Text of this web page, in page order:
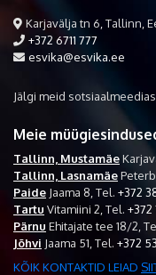
Karjavälja tn 6, Tallinn,
+372 6711 777
esvika@esvika.ee
Jälgi meid sotsiaalmeedias
Meie
Tallinn, Mustamäe
Tallinn, Lasnamäe
Paide Jaama 8, Tel. +372
Tartu Vitamiini 2, Tel. +372
Pärnu Ehitajate tee 18/2,
Jõhvi Jaama 51, Tel. +372
KÕIK KONTAKTID LEIAD